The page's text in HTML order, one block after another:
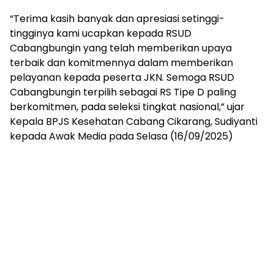
“Terima kasih banyak dan apresiasi setinggi-
tingginya kami ucapkan kepada RSUD
Cabangbungin yang telah memberikan upaya
terbaik dan komitmennya dalam memberikan
pelayanan kepada peserta JKN. Semoga RSUD
Cabangbungin terpilih sebagai RS Tipe D paling
berkomitmen, pada seleksi tingkat nasional,” ujar
Kepala BPJS Kesehatan Cabang Cikarang, Sudiyanti
kepada Awak Media pada Selasa (16/09/2025)